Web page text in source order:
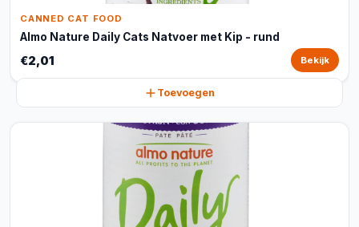
CANNED CAT FOOD
Almo Nature Daily Cats Natvoer met Kip - rund
€2,01 Bekijk
Toevoegen